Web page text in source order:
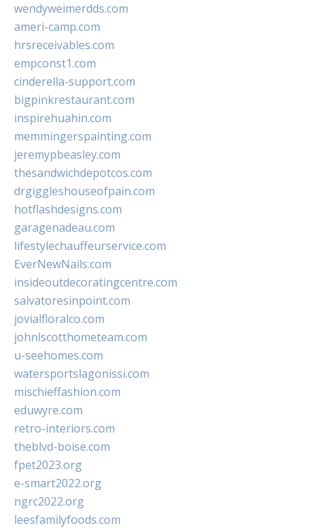
wendyweimerdds.com
ameri-camp.com
hrsreceivables.com
empconst1.com
cinderella-support.com
bigpinkrestaurant.com
inspirehuahin.com
memmingerspainting.com
jeremypbeasley.com
thesandwichdepotcos.com
drgiggleshouseofpain.com
hotflashdesigns.com
garagenadeau.com
lifestylechauffeurservice.com
EverNewNails.com
insideoutdecoratingcentre.com
salvatoresinpoint.com
jovialfloralco.com
johnlscotthometeam.com
u-seehomes.com
watersportslagonissi.com
mischieffashion.com
eduwyre.com
retro-interiors.com
theblvd-boise.com
fpet2023.org
e-smart2022.org
ngrc2022.org
leesfamilyfoods.com